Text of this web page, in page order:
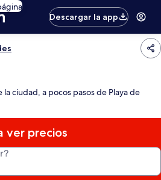
Descargar la app
ciudad, a pocos pasos de Playa de
ver precios